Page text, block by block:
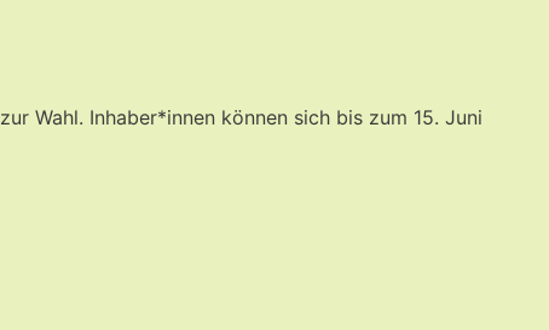
Wahl. Inhaber*innen können sich bis zum 15. Juni